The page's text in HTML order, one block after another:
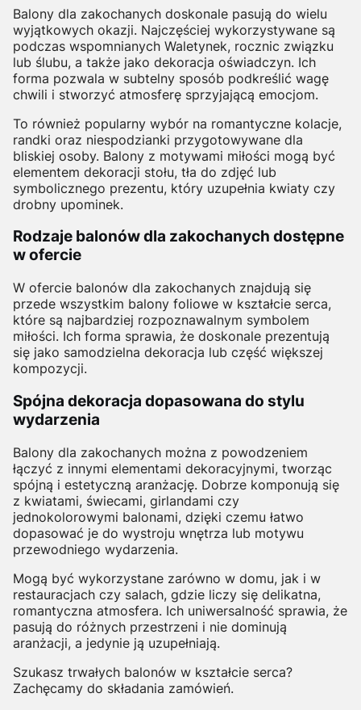
Balony dla zakochanych doskonale pasują do wielu
wyjątkowych okazji. Najczęściej wykorzystywane są
podczas wspomnianych Waletynek, rocznic związku
lub ślubu, a także jako dekoracja oświadczyn. Ich
forma pozwala w subtelny sposób podkreślić wagę
chwili i stworzyć atmosferę sprzyjającą emocjom.
To również popularny wybór na romantyczne kolacje,
randki oraz niespodzianki przygotowywane dla
bliskiej osoby. Balony z motywami miłości mogą być
elementem dekoracji stołu, tła do zdjęć lub
symbolicznego prezentu, który uzupełnia kwiaty czy
drobny upominek.
Rodzaje balonów dla zakochanych dostępne
w ofercie
W ofercie balonów dla zakochanych znajdują się
przede wszystkim balony foliowe w kształcie serca,
które są najbardziej rozpoznawalnym symbolem
miłości. Ich forma sprawia, że doskonale prezentują
się jako samodzielna dekoracja lub część większej
kompozycji.
Spójna dekoracja dopasowana do stylu
wydarzenia
Balony dla zakochanych można z powodzeniem
łączyć z innymi elementami dekoracyjnymi, tworząc
spójną i estetyczną aranżację. Dobrze komponują się
z kwiatami, świecami, girlandami czy
jednokolorowymi balonami, dzięki czemu łatwo
dopasować je do wystroju wnętrza lub motywu
przewodniego wydarzenia.
Mogą być wykorzystane zarówno w domu, jak i w
restauracjach czy salach, gdzie liczy się delikatna,
romantyczna atmosfera. Ich uniwersalność sprawia, że
pasują do różnych przestrzeni i nie dominują
aranżacji, a jedynie ją uzupełniają.
Szukasz trwałych balonów w kształcie serca?
Zachęcamy do składania zamówień.